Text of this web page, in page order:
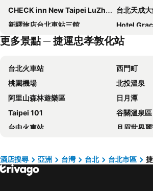
CHECK inn New Taipei LuZhou
台北天成
新驛旅店台北車站三館
Hotel
台北西門町意舍
洛碁大飯店
Hotel Cham Cham Taipei
路徒行旅
瓏山林台北中和飯店
和苑三井花
The Grand Hotel
Mayer Inn
台北花園大酒店
Solaria
Hotel Papa Whale
Hyatt Place
Hotel Puri Taipei Station Branch
Hub Hotel -
台北福華大飯店
更多景點 ─ 捷運忠孝敦化站
台北火車站
西門町
桃園機場
北投溫泉
阿里山森林遊樂區
日月潭
Taipei 101
谷關溫泉區
台中火車站
月眉世界
大安區
逢甲夜市
六福村主題遊樂園
酒店搜尋 亞洲 台灣 台北 台北市區